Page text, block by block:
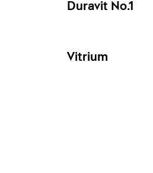
Duravit No.1
Vitrium